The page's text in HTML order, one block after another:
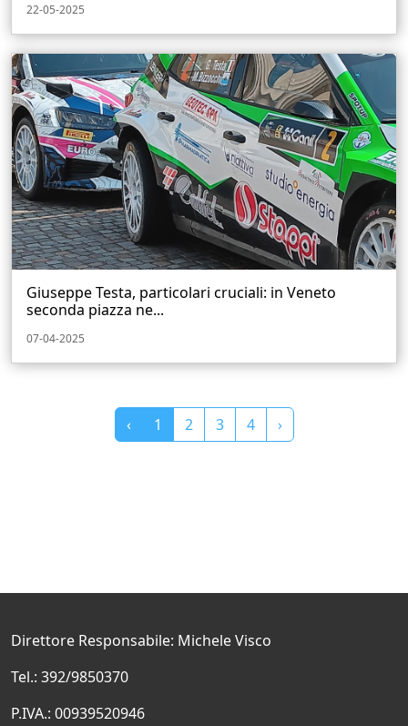
22-05-2025
Giuseppe Testa, particolari cruciali: in Veneto
seconda piazza ne...
07-04-2025
‹ 1 2 3 4 ›
Direttore Responsabile: Michele Visco
Tel.: 392/9850370
P.IVA.: 00939520946